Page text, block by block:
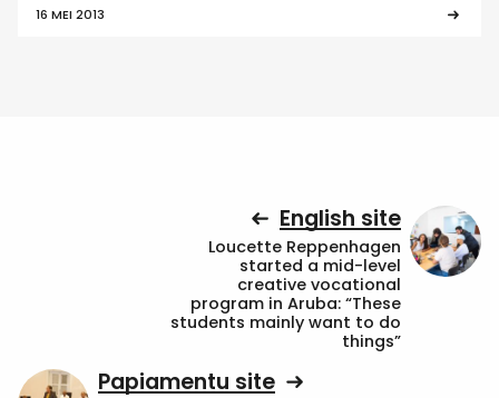
16 MEI 2013
English site
Loucette Reppenhagen
started a mid-level
creative vocational
program in Aruba: “These
students mainly want to do
things”
Papiamentu site